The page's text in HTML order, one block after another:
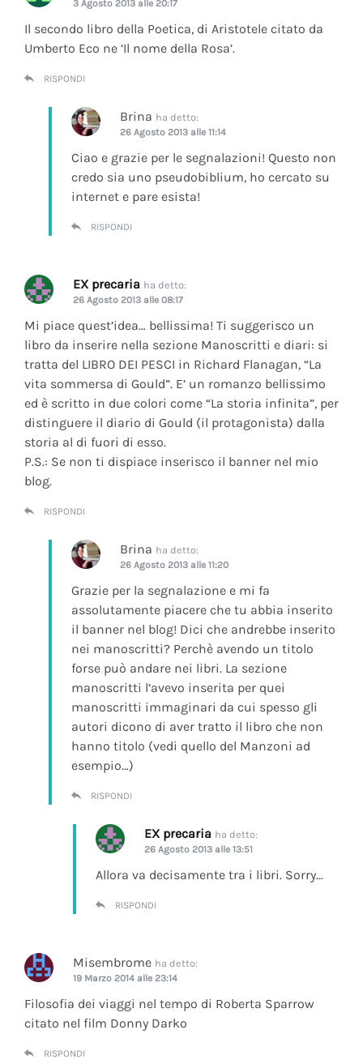
3 Agosto 2013 alle 20:17
Il secondo libro della Poetica, di Aristotele citato da
Umberto Eco ne ‘Il nome della Rosa’.
RISPONDI
Brina ha detto:
26 Agosto 2013 alle 11:14
Ciao e grazie per le segnalazioni! Questo non
credo sia uno pseudobiblium, ho cercato su
internet e pare esista!
RISPONDI
EX precaria ha detto:
26 Agosto 2013 alle 08:17
Mi piace quest’idea… bellissima! Ti suggerisco un
libro da inserire nella sezione Manoscritti e diari: si
tratta del LIBRO DEI PESCI in Richard Flanagan, “La
vita sommersa di Gould”. E’ un romanzo bellissimo
ed è scritto in due colori come “La storia infinita”, per
distinguere il diario di Gould (il protagonista) dalla
storia al di fuori di esso.
P.S.: Se non ti dispiace inserisco il banner nel mio
blog.
RISPONDI
Brina ha detto:
26 Agosto 2013 alle 11:20
Grazie per la segnalazione e mi fa
assolutamente piacere che tu abbia inserito
il banner nel blog! Dici che andrebbe inserito
nei manoscritti? Perchè avendo un titolo
forse può andare nei libri. La sezione
manoscritti l’avevo inserita per quei
manoscritti immaginari da cui spesso gli
autori dicono di aver tratto il libro che non
hanno titolo (vedi quello del Manzoni ad
esempio…)
RISPONDI
EX precaria ha detto:
26 Agosto 2013 alle 13:51
Allora va decisamente tra i libri. Sorry…
RISPONDI
Misembrome ha detto:
19 Marzo 2014 alle 23:14
Filosofia dei viaggi nel tempo di Roberta Sparrow
citato nel film Donny Darko
RISPONDI